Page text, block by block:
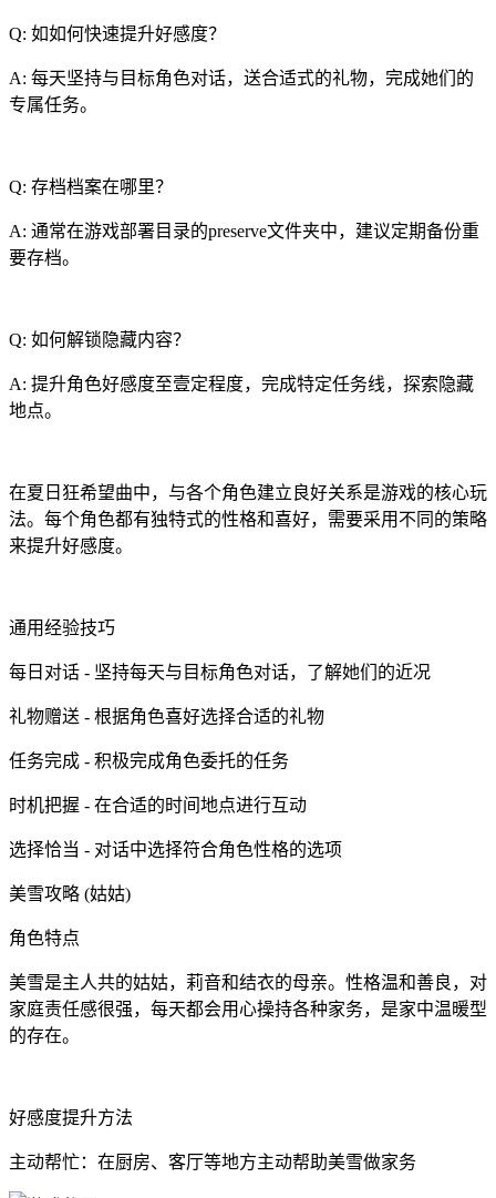
Q: 如如何快速提升好感度？
A: 每天坚持与目标角色对话，送合适式的礼物，完成她们的
专属任务。
Q: 存档档案在哪里？
A: 通常在游戏部署目录的preserve文件夹中，建议定期备份重
要存档。
Q: 如何解锁隐藏内容？
A: 提升角色好感度至壹定程度，完成特定任务线，探索隐藏
地点。
在夏日狂希望曲中，与各个角色建立良好关系是游戏的核心玩
法。每个角色都有独特式的性格和喜好，需要采用不同的策略
来提升好感度。
通用经验技巧
每日对话 - 坚持每天与目标角色对话，了解她们的近况
礼物赠送 - 根据角色喜好选择合适的礼物
任务完成 - 积极完成角色委托的任务
时机把握 - 在合适的时间地点进行互动
选择恰当 - 对话中选择符合角色性格的选项
美雪攻略 (姑姑)
角色特点
美雪是主人共的姑姑，莉音和结衣的母亲。性格温和善良，对
家庭责任感很强，每天都会用心操持各种家务，是家中温暖型
的存在。
好感度提升方法
主动帮忙：在厨房、客厅等地方主动帮助美雪做家务